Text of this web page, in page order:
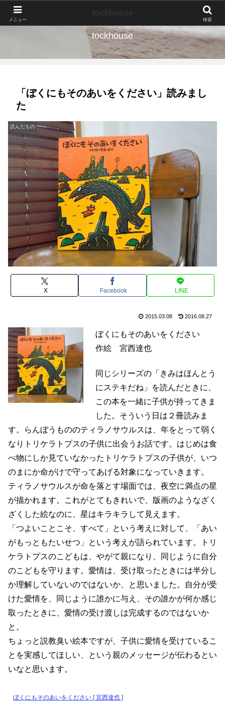
tockhouse
「ぼくにもそのあいをください」読みまし
た
読んだもの
X Facebook LINE
2015.03.08 2016.08.27
ぼくにもそのあいをください
作絵 宮西達也
同じシリーズの「きみはほんとう
にステキだね」を読んだときに、
この本を一緒に子供が持ってきま
した。そういう日は２冊読みま
す。らんぼうもののティラノサウルスは、年をとって弱く
なりトリケラトプスの子供に出会うお話です。はじめは食
べ物にしか見ていなかったトリケラトプスの子供が、いつ
のまにか命がけで守ってあげる対象になっていきます。
ティラノサウルスが命を落とす場面では、夜空に満点の星
が描かれます。これがとてもきれいで、版画のようなざく
ざくした絵なのに、星はキラキラして見えます。
「つよいことこそ、すべて」という考えに対して、「あい
がもっともたいせつ」という考えが語られています。トリ
ケラトプスのこどもは、やがて親になり、同じように自分
のこどもを守ります。愛情は、受け取ったときには半分し
か理解していないのではないか、と思いました。自分が受
けた愛情を、同じように誰かに与え、その誰かが何か感じ
取ったときに、愛情の受け渡しは完成するのではないか
と。
ちょっと説教臭い絵本ですが、子供に愛情を受けているこ
とを実感してほしい、という親のメッセージが伝わるとい
いなと思います。
ぼくにもそのあいをください [ 宮西達也 ]
メニュー 検索